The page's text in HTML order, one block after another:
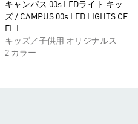
キャンパス 00s LEDライト キッ
ズ / CAMPUS 00s LED LIGHTS CF
EL I
キッズ／子供用 オリジナルス
2 カラー